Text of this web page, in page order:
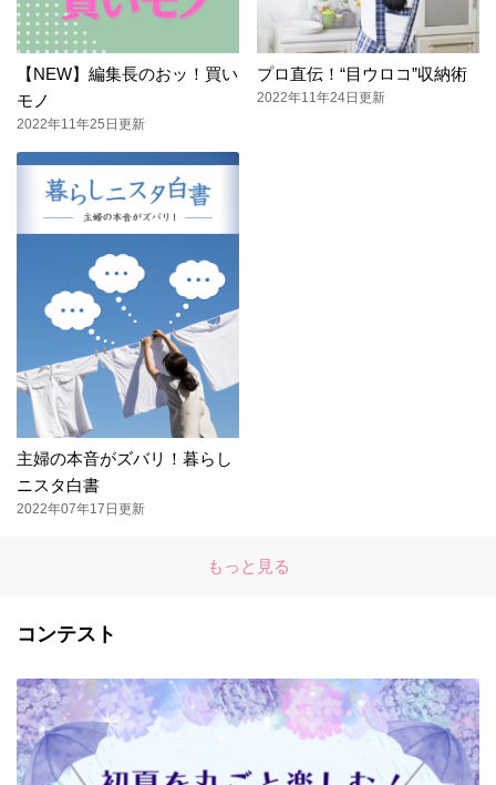
【NEW】編集長のおッ！買い
モノ
2022年11年25日更新
プロ直伝！“目ウロコ”収納術
2022年11年24日更新
主婦の本音がズバリ！暮らし
ニスタ白書
2022年07年17日更新
もっと見る
コンテスト